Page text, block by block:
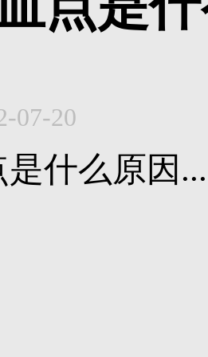
07-20
什么原因...